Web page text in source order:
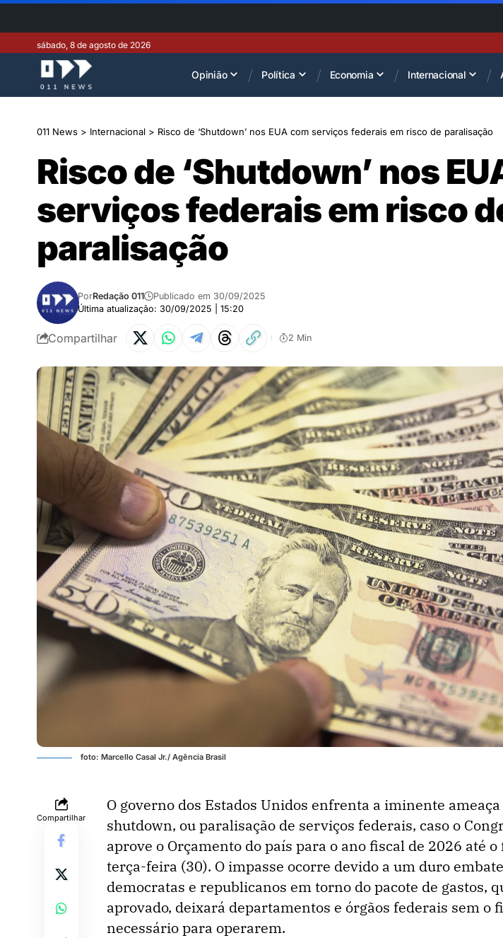
sábado, 8 de agosto de 2026
Opinião Política Economia Internacional
011 News > Internacional > Risco de ‘Shutdown’ nos EUA com serviços federais em risco de paralisação
Risco de ‘Shutdown’ nos
serviços federais em risco
paralisação
Última atualização: 30/09/2025 | 15:20
PorRedação 011 Publicado em 30/09/2025
Compartilhar 2 Min
foto: Marcello Casal Jr./ Agência Brasil
Compartilhar
O governo dos Estados Unidos enfrenta a iminente
shutdown, ou paralisação de serviços federais, caso o
aprove o Orçamento do país para o ano fiscal de 2026 até
terça-feira (30). O impasse ocorre devido a um duro
democratas e republicanos em torno do pacote de gastos,
aprovado, deixará departamentos e órgãos federais sem o
necessário para operarem.